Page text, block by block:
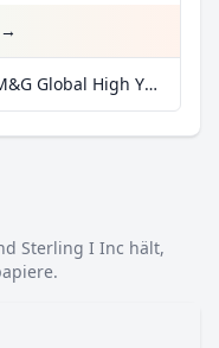
→
Mehr Fundamentaldaten zu M&G Global High Yield Bond Fund Sterling I Inc bei Parqet
Sterling I Inc hält,